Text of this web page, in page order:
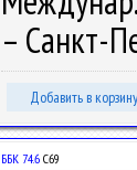
– Санкт-
Добавить в корзину
ББК 74.6 С69